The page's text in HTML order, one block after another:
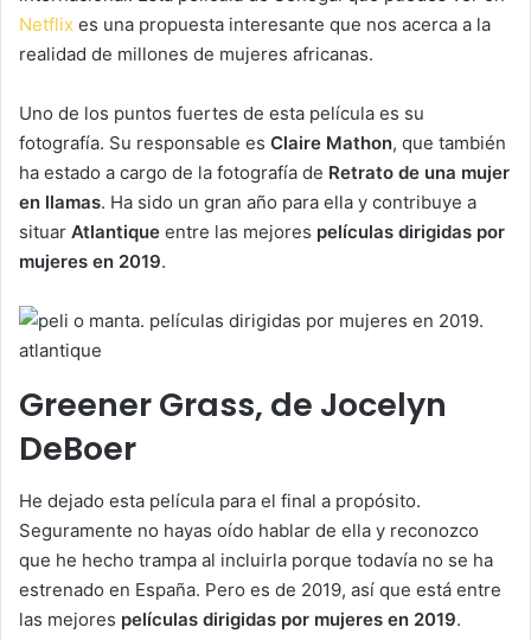
Netflix es una propuesta interesante que nos acerca a la
realidad de millones de mujeres africanas.
Uno de los puntos fuertes de esta película es su
fotografía. Su responsable es Claire Mathon, que también
ha estado a cargo de la fotografía de Retrato de una mujer
en llamas. Ha sido un gran año para ella y contribuye a
situar Atlantique entre las mejores películas dirigidas por
mujeres en 2019.
Greener Grass, de Jocelyn
DeBoer
He dejado esta película para el final a propósito.
Seguramente no hayas oído hablar de ella y reconozco
que he hecho trampa al incluirla porque todavía no se ha
estrenado en España. Pero es de 2019, así que está entre
las mejores películas dirigidas por mujeres en 2019.